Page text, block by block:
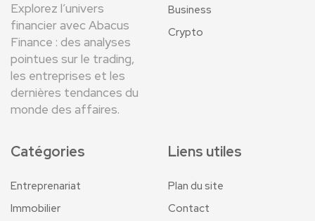
Explorez l’univers
financier avec Abacus
Finance : des analyses
pointues sur le trading,
les entreprises et les
dernières tendances du
monde des affaires.
Business
Crypto
Catégories
Entreprenariat
Immobilier
Liens utiles
Plan du site
Contact